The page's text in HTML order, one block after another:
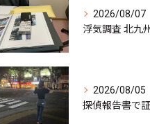
2026/08/07
2026/08/05